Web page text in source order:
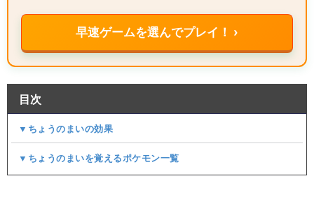
早速ゲームを選んでプレイ！ ›
目次
▼ちょうのまいの効果
▼ちょうのまいを覚えるポケモン一覧